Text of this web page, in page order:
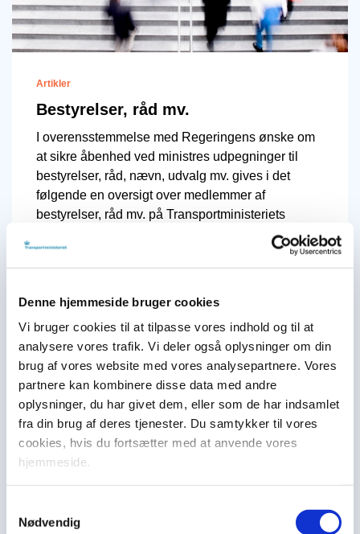
Denne hjemmeside bruger cookies
Vi bruger cookies til at tilpasse vores indhold og til at
analysere vores trafik. Vi deler også oplysninger om din
brug af vores website med vores analysepartnere. Vores
partnere kan kombinere disse data med andre
oplysninger, du har givet dem, eller som de har indsamlet
fra din brug af deres tjenester. Du samtykker til vores
cookies, hvis du fortsætter med at anvende vores
hjemmeside.
Nødvendig
Artikler
Bestyrelser, råd mv.
I overensstemmelse med Regeringens ønske om
at sikre åbenhed ved ministres udpegninger til
bestyrelser, råd, nævn, udvalg mv. gives i det
følgende en oversigt over medlemmer af
bestyrelser, råd mv. på Transportministeriets
Institutioner